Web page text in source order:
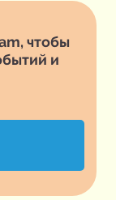
чтобы
и